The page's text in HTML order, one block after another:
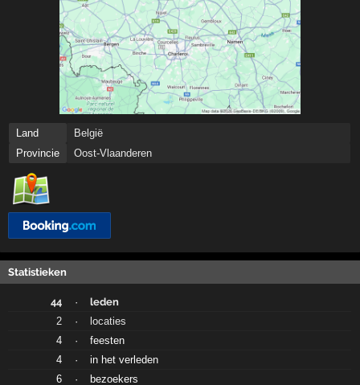
Land
België
Provincie
Oost-Vlaanderen
Statistieken
44 ·
leden
2
·
locaties
4
·
feesten
4
·
in het verleden
6
· bezoekers